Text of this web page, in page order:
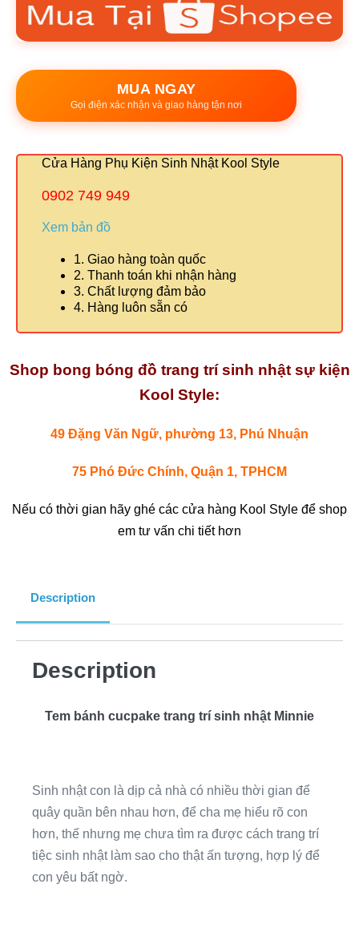
MUA NGAY
Gọi điện xác nhận và giao hàng tận nơi
Cửa Hàng Phụ Kiện Sinh Nhật Kool Style
0902 749 949
Xem bản đồ
1. Giao hàng toàn quốc
2. Thanh toán khi nhận hàng
3. Chất lượng đảm bảo
4. Hàng luôn sẵn có
Shop bong bóng đồ trang trí sinh nhật sự kiện
Kool Style:
49 Đặng Văn Ngữ, phường 13, Phú Nhuận
75 Phó Đức Chính, Quận 1, TPHCM
Nếu có thời gian hãy ghé các cửa hàng Kool Style để shop
em tư vấn chi tiết hơn
Description
Description
Tem bánh cucpake trang trí sinh nhật Minnie
Sinh nhật con là dịp cả nhà có nhiều thời gian để
quây quần bên nhau hơn, để cha mẹ hiểu rõ con
hơn, thế nhưng mẹ chưa tìm ra được cách trang trí
tiệc sinh nhật làm sao cho thật ấn tượng, hợp lý để
con yêu bất ngờ.